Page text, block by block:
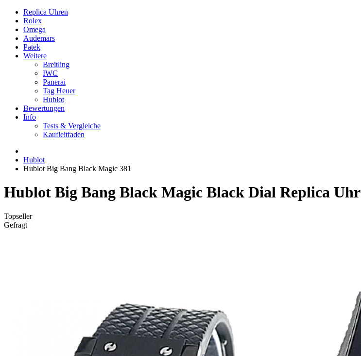
Replica Uhren
Rolex
Omega
Audemars
Patek
Weitere
Breitling
IWC
Panerai
Tag Heuer
Hublot
Bewertungen
Info
Tests & Vergleiche
Kaufleitfaden
Hublot
Hublot Big Bang Black Magic 381
Hublot Big Bang Black Magic Black Dial Replica Uhr
Topseller
Gefragt